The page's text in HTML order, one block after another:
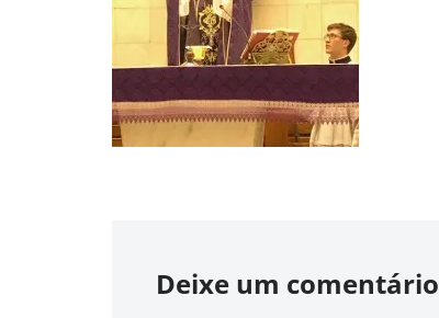
Deixe um comentário